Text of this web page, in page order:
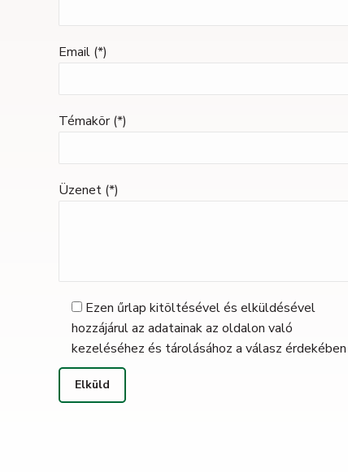
Email (*)
Témakör (*)
Üzenet (*)
Ezen űrlap kitöltésével és elküldésével
hozzájárul az adatainak az oldalon való
kezeléséhez és tárolásához a válasz érdekében